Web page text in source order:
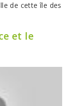
de cette île des
et le